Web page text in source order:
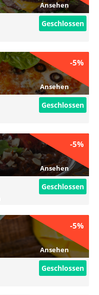
Ansehen
Geschlossen
-5%
Ansehen
Geschlossen
-5%
Ansehen
Geschlossen
-5%
Ansehen
Geschlossen